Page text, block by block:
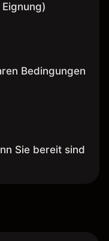
Bedingungen
Sie bereit sind